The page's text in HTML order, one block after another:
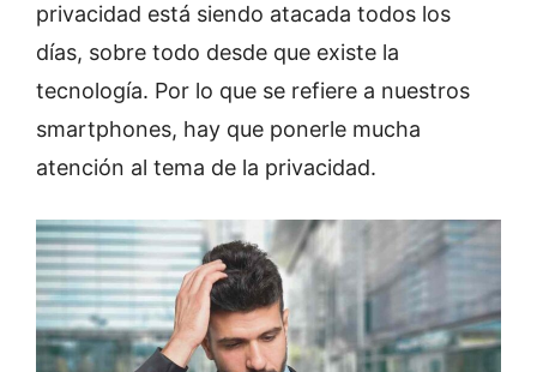
privacidad está siendo atacada todos los
días, sobre todo desde que existe la
tecnología. Por lo que se refiere a nuestros
smartphones, hay que ponerle mucha
atención al tema de la privacidad.